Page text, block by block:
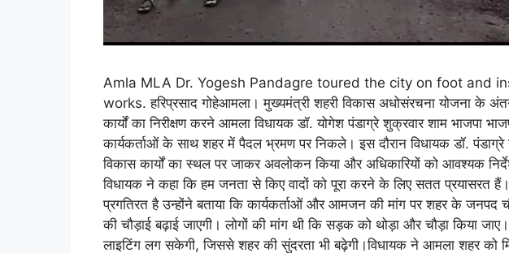
Amla MLA Dr. Yogesh Pandagre toured the city on foot and
works. हरिप्रसाद गोहेआमला। मुख्यमंत्री शहरी विकास अधोसंरचना योजना के
कार्यों का निरीक्षण करने आमला विधायक डॉ. योगेश पंडाग्रे शुक्रवार शाम भाजपा
कार्यकर्ताओं के साथ शहर में पैदल भ्रमण पर निकले। इस दौरान विधायक डॉ.
विकास कार्यों का स्थल पर जाकर अवलोकन किया और अधिकारियों को आवश्यक
विधायक ने कहा कि हम जनता से किए वादों को पूरा करने के लिए सतत प्रयासरत हैं।
प्रगतिरत है उन्होंने बताया कि कार्यकर्ताओं और आमजन की मांग पर शहर के
की चौड़ाई बढ़ाई जाएगी। लोगों की मांग थी कि सड़क को थोड़ा और चौड़ा किया
लाइटिंग लग सकेगी, जिससे शहर की सुंदरता भी बढ़ेगी।विधायक ने आमला शहर को